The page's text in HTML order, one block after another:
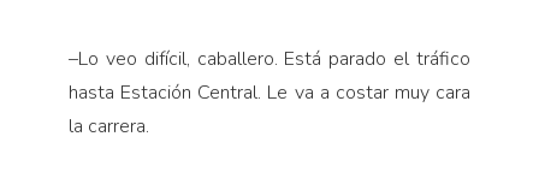
Personajes secundarios
Política
Relecturas
–Lo veo difícil, caballero. Está parado el tráfico
hasta Estación Central. Le va a costar muy cara
la carrera.